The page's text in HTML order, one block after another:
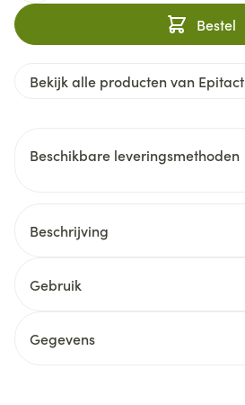
Bestel
Bekijk alle producten van Epitact
Beschikbare leveringsmethoden
Beschrijving
Gebruik
Gegevens